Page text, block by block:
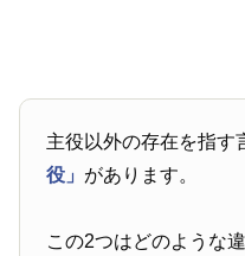
主役以外の存在を指す
役」 があります。
この2つはどのような